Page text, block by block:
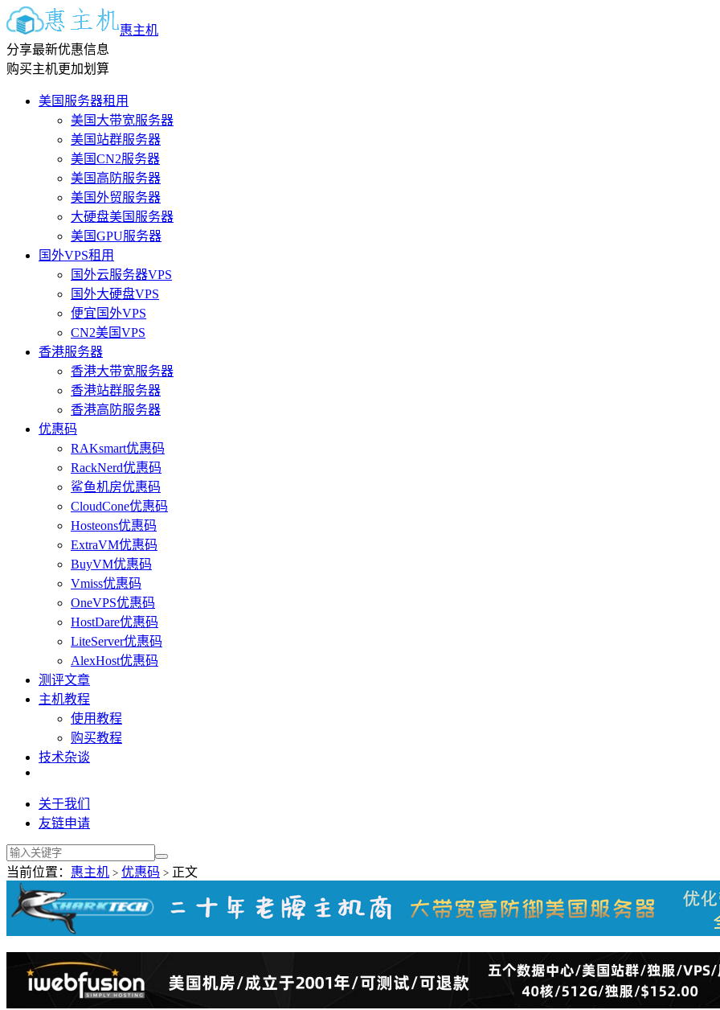
惠主机
分享最新优惠信息
购买主机更加划算
美国服务器租用
美国大带宽服务器
美国站群服务器
美国CN2服务器
美国高防服务器
美国外贸服务器
大硬盘美国服务器
美国GPU服务器
国外VPS租用
国外云服务器VPS
国外大硬盘VPS
便宜国外VPS
CN2美国VPS
香港服务器
香港大带宽服务器
香港站群服务器
香港高防服务器
优惠码
RAKsmart优惠码
RackNerd优惠码
鲨鱼机房优惠码
CloudCone优惠码
Hosteons优惠码
ExtraVM优惠码
BuyVM优惠码
Vmiss优惠码
OneVPS优惠码
HostDare优惠码
LiteServer优惠码
AlexHost优惠码
测评文章
主机教程
使用教程
购买教程
技术杂谈
关于我们
友链申请
当前位置： 惠主机 > 优惠码 > 正文